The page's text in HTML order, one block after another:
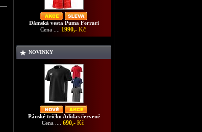
Dámská vesta Puma Ferrari
Cena .... 1990,- Kč
NOVINKY
Pánské tričko Adidas červené
Cena .... 690,- Kč